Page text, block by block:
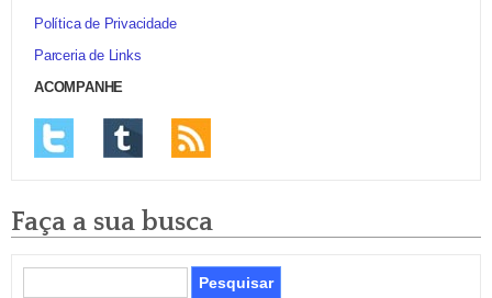
Política de Privacidade
Parceria de Links
ACOMPANHE
Faça a sua busca